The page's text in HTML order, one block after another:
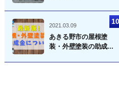
2021.03.09
あきる野市の屋根塗
装・外壁塗装の助成...